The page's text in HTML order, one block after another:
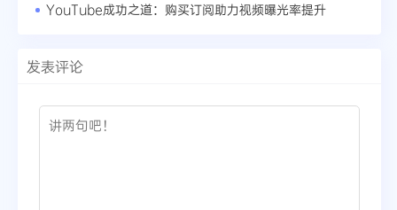
YouTube成功之道：购买订阅助力视频曝光率提升
发表评论